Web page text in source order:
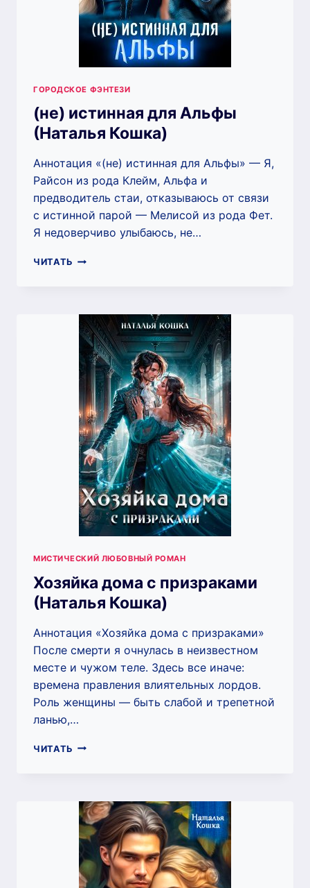
ГОРОДСКОЕ ФЭНТЕЗИ
(не) истинная для Альфы
(Наталья Кошка)
Аннотация «(не) истинная для Альфы» — Я,
Райсон из рода Клейм, Альфа и
предводитель стаи, отказываюсь от связи
с истинной парой — Мелисой из рода Фет.
Я недоверчиво улыбаюсь, не…
ЧИТАТЬ (НЕ)
(НАТАЛЬЯ
КОШКА)
МИСТИЧЕСКИЙ ЛЮБОВНЫЙ РОМАН
Хозяйка дома с призраками
(Наталья Кошка)
Аннотация «Хозяйка дома с призраками»
После смерти я очнулась в неизвестном
месте и чужом теле. Здесь все иначе:
времена правления влиятельных лордов.
Роль женщины — быть слабой и трепетной
ланью,…
ЧИТАТЬ ХОЗЯЙКА
(НАТАЛЬЯ
КОШКА)